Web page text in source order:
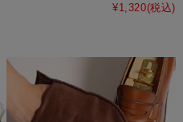
¥1,320(税込)